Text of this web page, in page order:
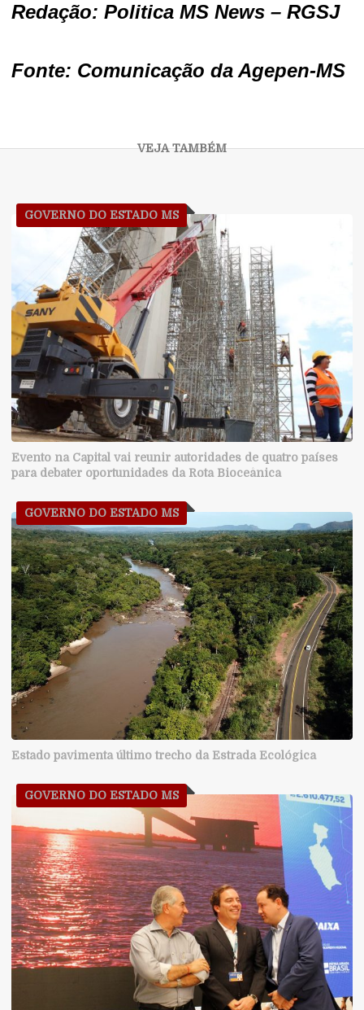
Redação: Politica MS News – RGSJ
Fonte: Comunicação da Agepen-MS
GOVERNO DO ESTADO MS
Evento na Capital vai reunir autoridades de quatro países
para debater oportunidades da Rota Bioceânica
GOVERNO DO ESTADO MS
Estado pavimenta último trecho da Estrada Ecológica
GOVERNO DO ESTADO MS